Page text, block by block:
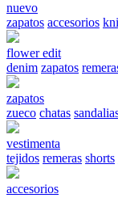
nuevo
zapatos accesorios
flower edit
denim zapatos
zapatos
zueco chatas
vestimenta
tejidos remeras shorts
accesorios